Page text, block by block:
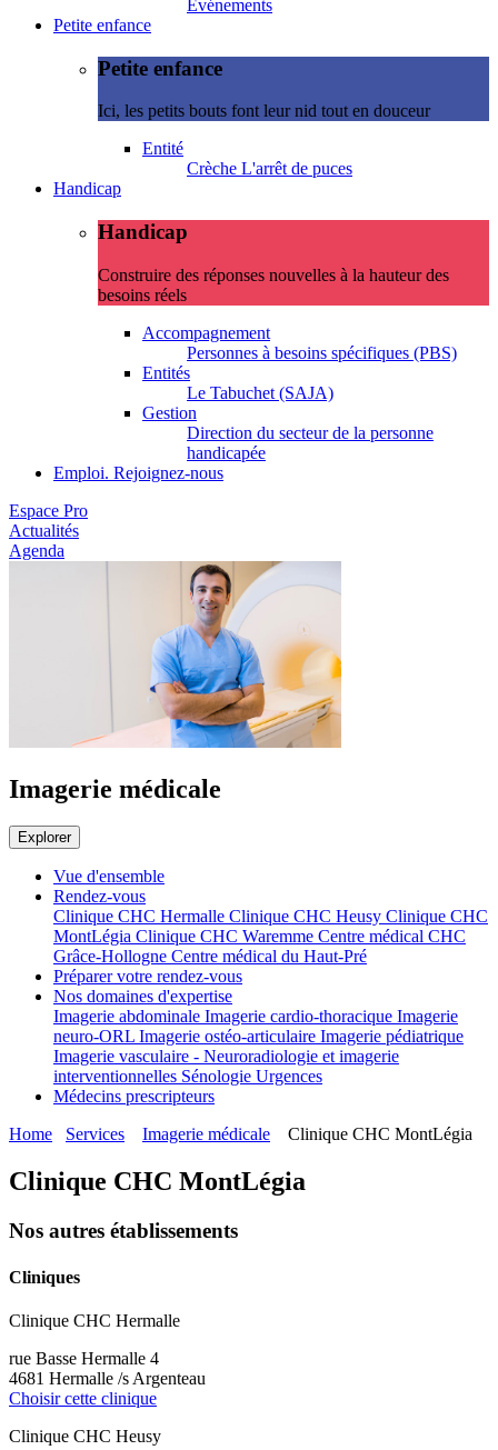
Evénements
Petite enfance
Petite enfance
Ici, les petits bouts font leur nid tout en douceur
Entité
Crèche L'arrêt de puces
Handicap
Handicap
Construire des réponses nouvelles à la hauteur des
besoins réels
Accompagnement
Personnes à besoins spécifiques (PBS)
Entités
Le Tabuchet (SAJA)
Gestion
Direction du secteur de la personne
handicapée
Emploi. Rejoignez-nous
Espace Pro
Actualités
Agenda
Imagerie médicale
Explorer
Vue d'ensemble
Rendez-vous
Clinique CHC Hermalle Clinique CHC Heusy Clinique CHC
MontLégia Clinique CHC Waremme Centre médical CHC
Grâce-Hollogne Centre médical du Haut-Pré
Préparer votre rendez-vous
Nos domaines d'expertise
Imagerie abdominale Imagerie cardio-thoracique Imagerie
neuro-ORL Imagerie ostéo-articulaire Imagerie pédiatrique
Imagerie vasculaire - Neuroradiologie et imagerie
interventionnelles Sénologie Urgences
Médecins prescripteurs
Home
Services Imagerie médicale Clinique CHC MontLégia
Clinique CHC MontLégia
Nos autres établissements
Cliniques
Clinique CHC Hermalle
rue Basse Hermalle 4
4681 Hermalle /s Argenteau
Choisir cette clinique
Clinique CHC Heusy